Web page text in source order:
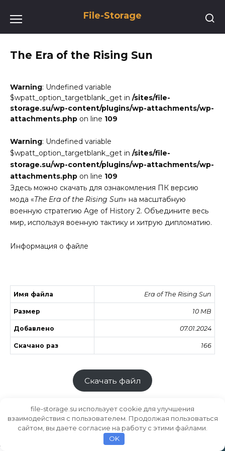
содержанию
File-Storage
The Era of the Rising Sun
Warning: Undefined variable
$wpatt_option_targetblank_get in /sites/file-
storage.su/wp-content/plugins/wp-attachments/wp-
attachments.php on line 109
Warning: Undefined variable
$wpatt_option_targetblank_get in /sites/file-
storage.su/wp-content/plugins/wp-attachments/wp-
attachments.php on line 109
Здесь можно скачать для ознакомления ПК версию
мода «The Era of the Rising Sun» на масштабную
военную стратегию Age of History 2. Объедините весь
мир, используя военную тактику и хитрую дипломатию.
Информация о файле
Имя файла Era of The Rising Sun
Размер 10 MB
Добавлено 07.01.2024
Скачано раз 166
Скачать файл
Хранилище файловMODS.SU
file-storage.su использует cookie для улучшения
взаимодействия с пользователем. Продолжая пользоваться
сайтом, вы даете согласие на работу с этими файлами.
OK